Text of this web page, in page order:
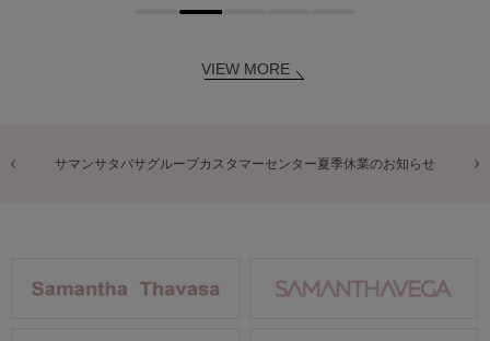
VIEW MORE
商品に関するお詫びとお知らせ